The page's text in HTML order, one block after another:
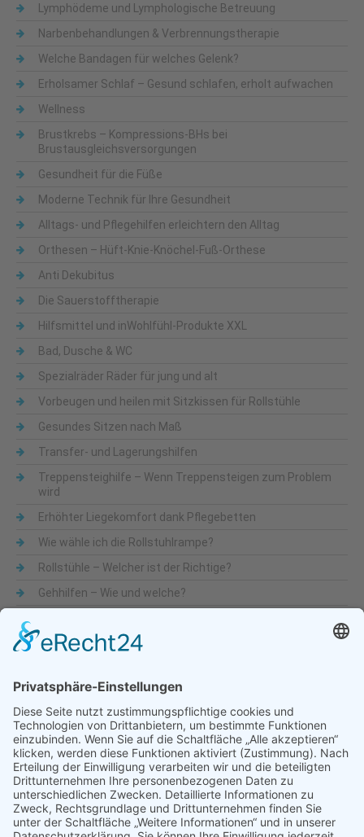
Lymphödeme und Lymphologische Betreuung
Narbenbehandlungen & Verbrennungstherapie
Welche Bandagen für welches Gelenk?
Erholsamer Schlaf – Gesund schlafen, erholt aufwachen
Wellness
Brustkrebs – Kompressions-BHs bei
Brustausgleichsversorgungen
Gesundheit für die Füße
Moderne Technik für Ihre Gesundheit
Alltags- und Pflegehilfen erleichtern den Alltag
Orthesen – Hüft-Knie-Knöchel-Fuß-Orthese
Anti Dekubitus
Die Sauerstofftherapie
Hilfsmittel und inWohlfühl-Produkte XXL
Bad, Dusche & WC
Spezialräder Räder für jung und alt
Vorbeugen und heilen mit Sitzkissen für Rollstühle
Gesundes Sitzen nach Maß
Transfer- und Lagerungshilfen
Treppensteighilfe – Wenn Treppensteigen zum Problem
wird
Erhöhter Liegekomfort dank Pflegebetten
Wie wähle ich die Rollstuhlrampe?
Rollstühle – Welcher ist der Richtige?
Gehhilfen – Wie und welche?
Beliebte Themen
Adaptionsmöglichkeit Aktiv-Rollstühle Alltagshilfen Alltagshilfen
für die Küche Automatische Türöffner Bad Bandscheibe Besteck
Bettenmachen
Bewegungseingeschränkung
druckentlastende Matratze Dusche & WC Fixierbrett